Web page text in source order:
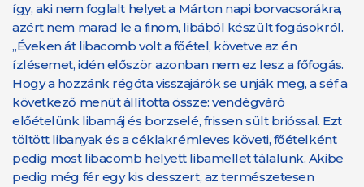
így, aki nem foglalt helyet a Márton napi borvacsorákra,
azért nem marad le a finom, libából készült fogásokról.
„Éveken át libacomb volt a főétel, követve az én
ízlésemet, idén először azonban nem ez lesz a főfogás.
Hogy a hozzánk régóta visszajárók se unják meg, a séf a
következő menüt állította össze: vendégváró
előételünk libamáj és borzselé, frissen sült brióssal. Ezt
töltött libanyak és a céklakrémleves követi, főételként
pedig most libacomb helyett libamellet tálalunk. Akibe
pedig még fér egy kis desszert, az természetesen